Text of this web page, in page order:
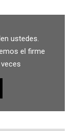
ustedes.
el firme